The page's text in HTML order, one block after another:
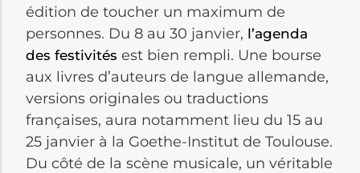
édition de toucher un maximum de
personnes. Du 8 au 30 janvier, l’agenda
des festivités est bien rempli. Une bourse
aux livres d’auteurs de langue allemande,
versions originales ou traductions
françaises, aura notamment lieu du 15 au
25 janvier à la Goethe-Institut de Toulouse.
Du côté de la scène musicale, un véritable